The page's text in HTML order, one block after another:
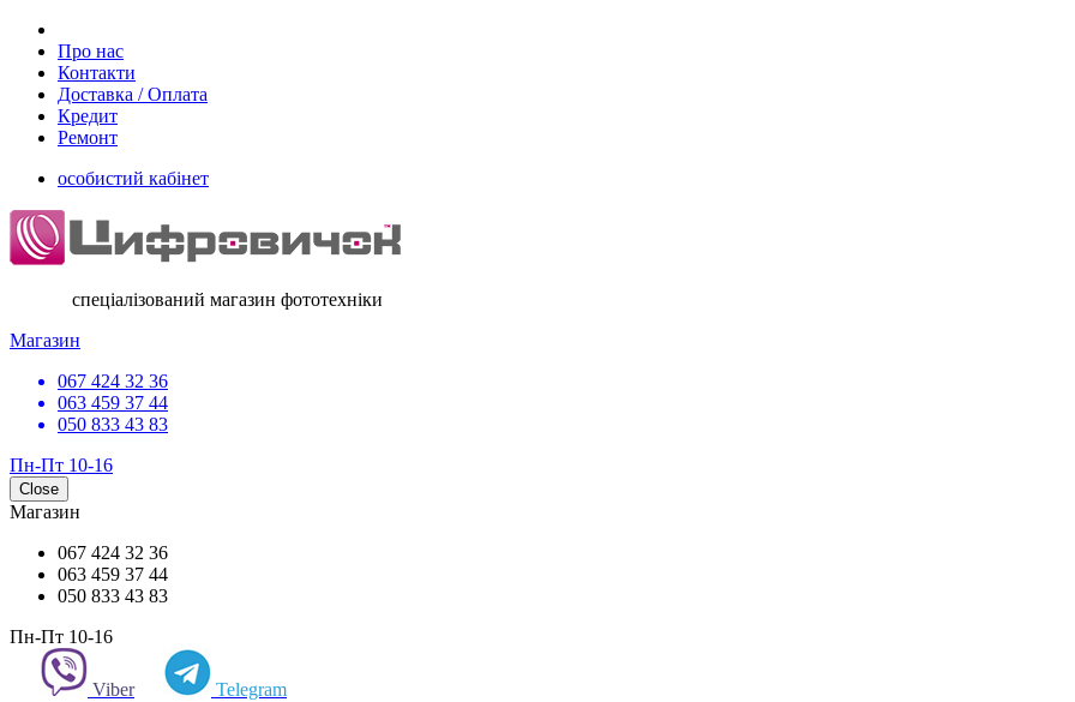
Про нас
Контакти
Доставка / Оплата
Кредит
Ремонт
особистий кабінет
спеціалізований магазин фототехніки
Магазин
067 424 32 36
063 459 37 44
050 833 43 83
Пн-Пт 10-16
Close
Магазин
067 424 32 36
063 459 37 44
050 833 43 83
Пн-Пт 10-16
Viber Telegram